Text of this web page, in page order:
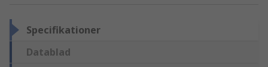
Specifikationer
Datablad